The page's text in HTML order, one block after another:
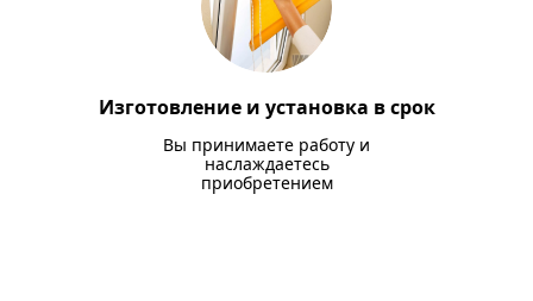
Изготовление и установка в срок
Вы принимаете работу и
наслаждаетесь
приобретением